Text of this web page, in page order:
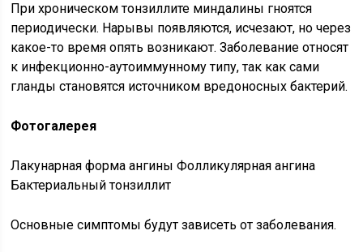
При хроническом тонзиллите миндалины гноятся
периодически. Нарывы появляются, исчезают, но через
какое-то время опять возникают. Заболевание относят
к инфекционно-аутоиммунному типу, так как сами
гланды становятся источником вредоносных бактерий.
Фотогалерея
Лакунарная форма ангины Фолликулярная ангина
Бактериальный тонзиллит
Основные симптомы будут зависеть от заболевания.